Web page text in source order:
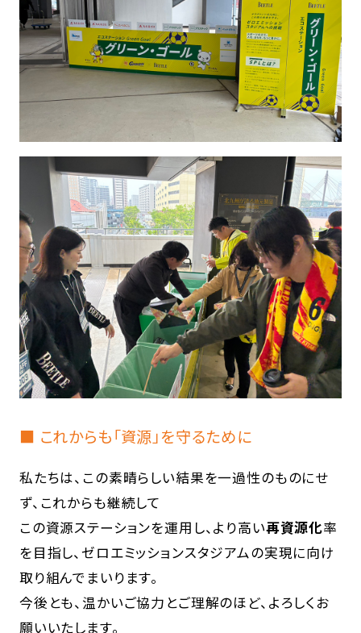
■ これからも「資源」を守るために
私たちは、この素晴らしい結果を一過性のものにせ
ず、これからも継続して
この資源ステーションを運用し、より高い再資源化率
を目指し、ゼロエミッションスタジアムの実現に向け
取り組んでまいります。
今後とも、温かいご協力とご理解のほど、よろしくお
願いいたします。